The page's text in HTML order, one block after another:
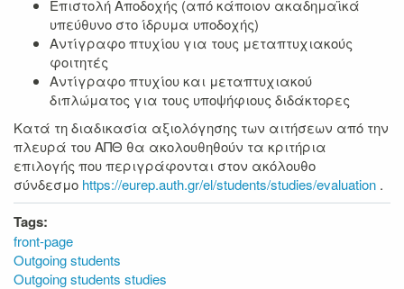
Επιστολή Αποδοχής (από κάποιον ακαδημαϊκά
υπεύθυνο στο ίδρυμα υποδοχής)
Αντίγραφο πτυχίου για τους μεταπτυχιακούς
φοιτητές
Αντίγραφο πτυχίου και μεταπτυχιακού
διπλώματος για τους υποψήφιους διδάκτορες
Κατά τη διαδικασία αξιολόγησης των αιτήσεων από την
πλευρά του ΑΠΘ θα ακολουθηθούν τα κριτήρια
επιλογής που περιγράφονται στον ακόλουθο
σύνδεσμο https://eurep.auth.gr/el/students/studies/evaluation .
Tags:
front-page
Outgoing students
Outgoing students studies